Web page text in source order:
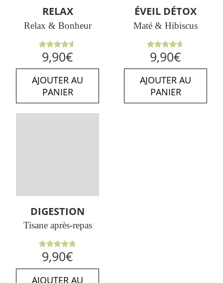
RELAX
Relax & Bonheur
Note
4.63sur
5
9,90€
AJOUTER AU
PANIER
ÉVEIL DÉTOX
Maté & Hibiscus
Note
4.67sur
5
9,90€
AJOUTER AU
PANIER
DIGESTION
Tisane après-repas
Note4.89
sur 5
9,90€
AJOUTER AU